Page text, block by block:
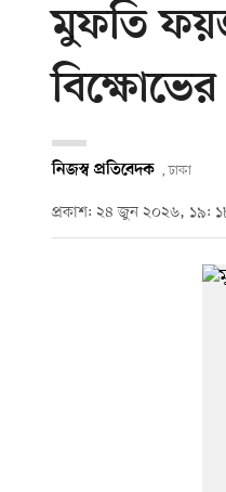
মুফতি
নিজস্ব প্রতিবেদক , ঢাকা
প্রকাশ: ২৪ জুন ২০২৬, ১৯: